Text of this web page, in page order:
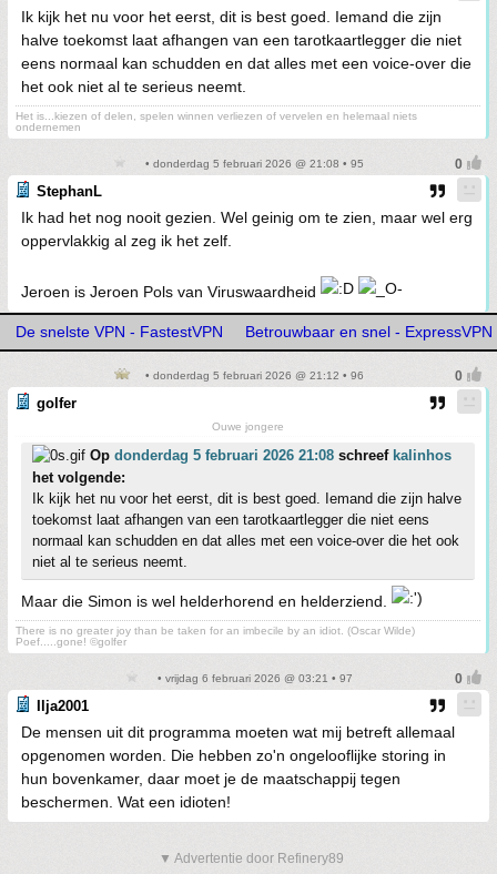
Ik kijk het nu voor het eerst, dit is best goed. Iemand die zijn
halve toekomst laat afhangen van een tarotkaartlegger die niet
eens normaal kan schudden en dat alles met een voice-over die
het ook niet al te serieus neemt.
Het is...kiezen of delen, spelen winnen verliezen of vervelen en helemaal niets
ondernemen
• donderdag 5 februari 2026 @ 21:08 • 95
StephanL
Ik had het nog nooit gezien. Wel geinig om te zien, maar wel erg
oppervlakkig al zeg ik het zelf.
Jeroen is Jeroen Pols van Viruswaardheid
De snelste VPN - FastestVPN Betrouwbaar en snel - ExpressVPN
• donderdag 5 februari 2026 @ 21:12 • 96
golfer
Ouwe jongere
Op donderdag 5 februari 2026 21:08 schreef kalinhos
het volgende:
Ik kijk het nu voor het eerst, dit is best goed. Iemand die zijn halve
toekomst laat afhangen van een tarotkaartlegger die niet eens
normaal kan schudden en dat alles met een voice-over die het ook
niet al te serieus neemt.
Maar die Simon is wel helderhorend en helderziend.
There is no greater joy than be taken for an imbecile by an idiot. (Oscar Wilde)
Poef.....gone! ©golfer
• vrijdag 6 februari 2026 @ 03:21 • 97
Ilja2001
De mensen uit dit programma moeten wat mij betreft allemaal
opgenomen worden. Die hebben zo'n ongelooflijke storing in
hun bovenkamer, daar moet je de maatschappij tegen
beschermen. Wat een idioten!
▼ Advertentie door Refinery89